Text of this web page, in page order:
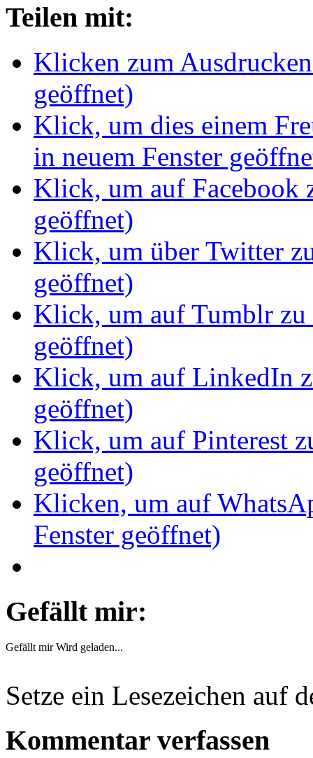
Teilen mit:
Klicken zum
geöffnet)
Klick, um dies einem
in neuem Fenster
Klick, um auf Facebook
geöffnet)
Klick, um über Twitter
geöffnet)
Klick, um auf Tumblr zu
geöffnet)
Klick, um auf LinkedIn
geöffnet)
Klick, um auf Pinterest
geöffnet)
Klicken, um auf
Fenster geöffnet)
Gefällt mir:
Gefällt mir Wird geladen...
Setze ein Lesezeichen auf
Kommentar verfassen